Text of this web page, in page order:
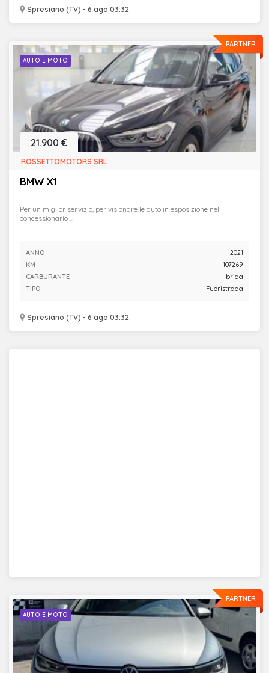
Spresiano (TV) - 6 ago 03:32
PARTNER
AUTO E MOTO
BMW X1
Spresiano (TV) - 6 ago 03:32
21.900 €
ROSSETTOMOTORS SRL
Per un miglior servizio, per visionare le auto in esposizione nel
concessionario ...
ANNO
2021
KM
107269
CARBURANTE
Ibrida
TIPO
Fuoristrada
PARTNER
AUTO E MOTO